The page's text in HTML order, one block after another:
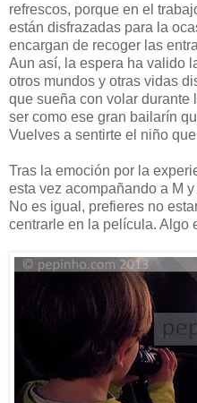
refrescos, porque en el
están disfrazadas para la
encargan de recoger las
Aun así, la espera ha valido
otros mundos y otras vidas
que sueña con volar durante
ser como ese gran bailarín
Vuelves a sentirte el niño
Tras la emoción por la
esta vez acompañando a M
No es igual, prefieres no
centrarle en la película. Algo